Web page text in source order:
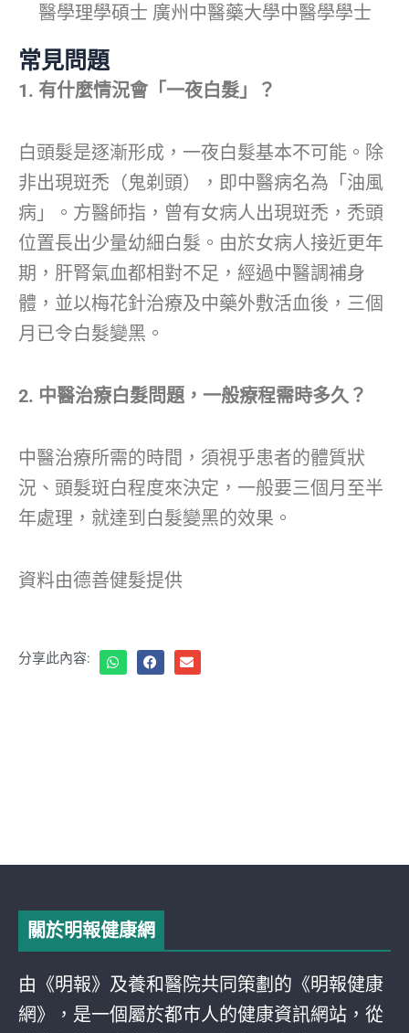
醫學理學碩士 廣州中醫藥大學中醫學學士
常見問題
1. 有什麼情況會「一夜白髮」？
白頭髮是逐漸形成，一夜白髮基本不可能。除
非出現斑禿（鬼剃頭），即中醫病名為「油風
病」。方醫師指，曾有女病人出現斑禿，禿頭
位置長出少量幼細白髮。由於女病人接近更年
期，肝腎氣血都相對不足，經過中醫調補身
體，並以梅花針治療及中藥外敷活血後，三個
月已令白髮變黑。
2. 中醫治療白髮問題，一般療程需時多久？
中醫治療所需的時間，須視乎患者的體質狀
況、頭髮斑白程度來決定，一般要三個月至半
年處理，就達到白髮變黑的效果。
資料由德善健髮提供
分享此內容:
關於明報健康網
由《明報》及養和醫院共同策劃的《明報健康
網》，是一個屬於都巿人的健康資訊網站，從